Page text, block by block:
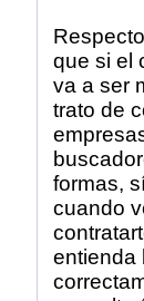
que si el
va a ser
trato de
formas,
cuando
entienda